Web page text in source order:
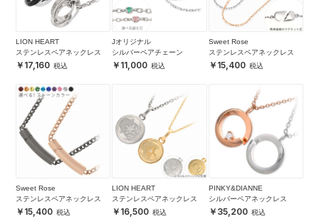
LION HEART
ステンレスペアネックレス
17,160
Jオリジナル
シルバーペアチェーン
11,000
Sweet Rose
ステンレスペアネックレス
15,400
Sweet Rose
ステンレスペアネックレス
15,400
LION HEART
ステンレスペアネックレス
16,500
PINKY&DIANNE
シルバーペアネックレス
35,200